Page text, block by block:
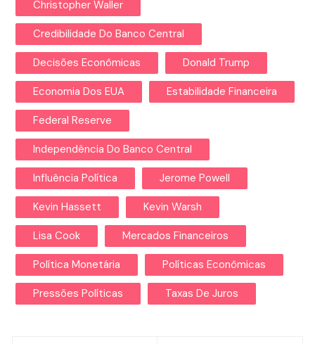
Christopher Waller
Credibilidade Do Banco Central
Decisões Econômicas Donald Trump
Economia Dos EUA Estabilidade Financeira
Federal Reserve
Independência Do Banco Central
Influência Política Jerome Powell
Kevin Hassett Kevin Warsh
Lisa Cook Mercados Financeiros
Política Monetária Políticas Econômicas
Pressões Políticas Taxas De Juros